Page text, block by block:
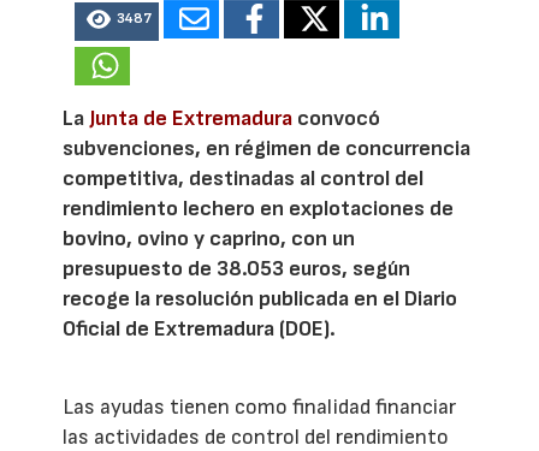
3487
La Junta de Extremadura convocó
subvenciones, en régimen de concurrencia
competitiva, destinadas al control del
rendimiento lechero en explotaciones de
bovino, ovino y caprino, con un
presupuesto de 38.053 euros, según
recoge la resolución publicada en el Diario
Oficial de Extremadura (DOE).
Las ayudas tienen como finalidad financiar
las actividades de control del rendimiento